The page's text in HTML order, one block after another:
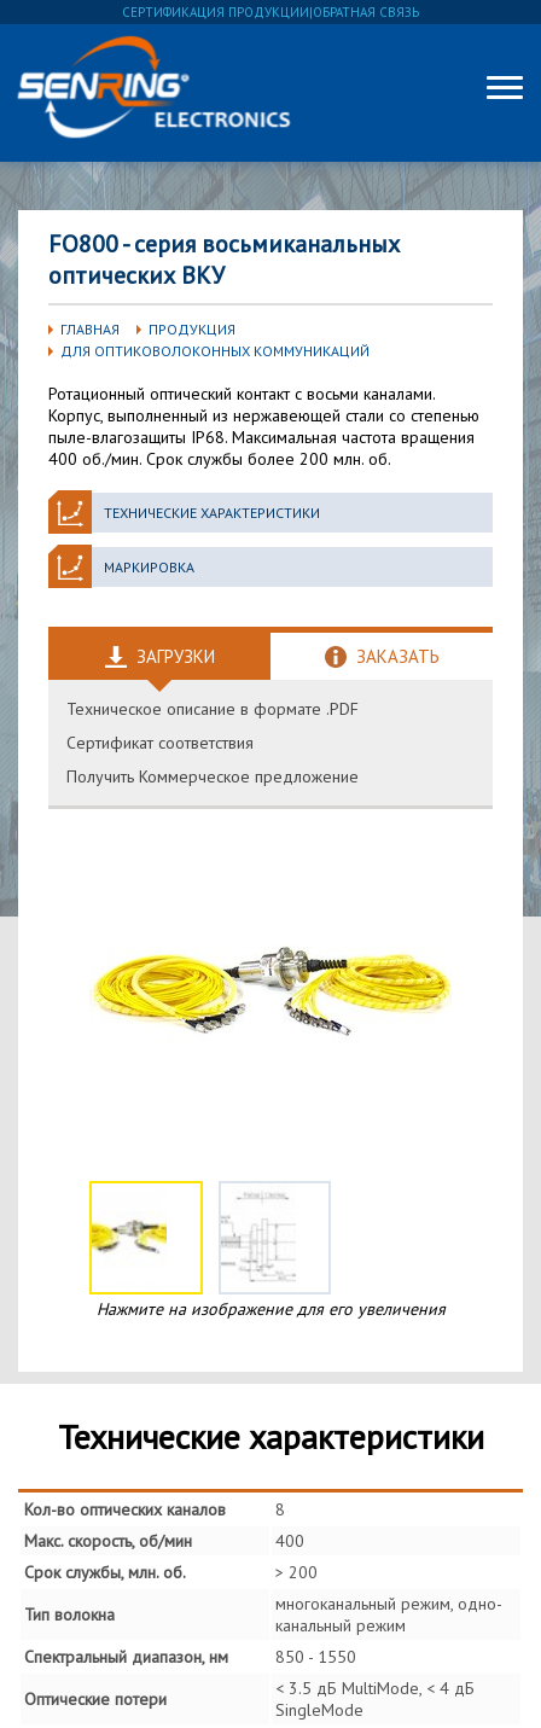
СЕРТИФИКАЦИЯ ПРОДУКЦИИ|ОБРАТНАЯ СВЯЗЬ
FO800 - серия восьмиканальных
оптических ВКУ
ГЛАВНАЯ
ПРОДУКЦИЯ
ДЛЯ ОПТИКОВОЛОКОННЫХ КОММУНИКАЦИЙ
Ротационный оптический контакт с восьми каналами.
Корпус, выполненный из нержавеющей стали со степенью
пыле-влагозащиты IP68. Максимальная частота вращения
400 об./мин. Срок службы более 200 млн. об.
ТЕХНИЧЕСКИЕ ХАРАКТЕРИСТИКИ
МАРКИРОВКА
ЗАГРУЗКИ ЗАКАЗАТЬ
Техническое описание в формате .PDF
Сертификат соответствия
Получить Коммерческое предложение
Нажмите на изображение для его увеличения
Технические характеристики
Кол-во оптических каналов
8
Макс. скорость, об/мин
400
Срок службы, млн. об.
> 200
Тип волокна
многоканальный режим, одно-
канальный режим
Спектральный диапазон, нм
850 - 1550
Оптические потери
< 3.5 дБ MultiMode, < 4 дБ
SingleMode